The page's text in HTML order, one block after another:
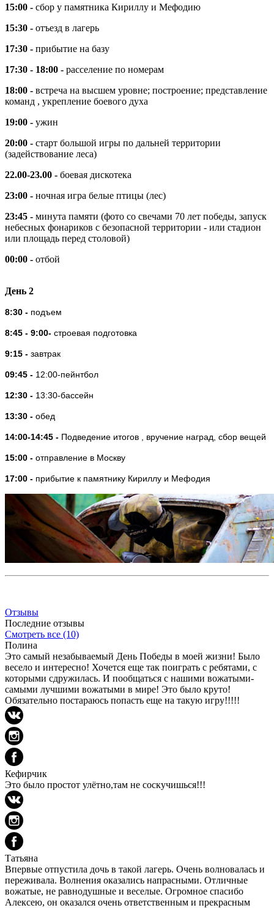
15:00 - сбор у памятника Кириллу и Мефодию
15:30 - отъезд в лагерь
17:30 - прибытие на базу
17:30 - 18:00 - расселение по номерам
18:00 - встреча на высшем уровне; построение; представление
команд , укрепление боевого духа
19:00 - ужин
20:00 - старт большой игры по дальней территории
(задействование леса)
22.00-23.00 - боевая дискотека
23:00 - ночная игра белые птицы (лес)
23:45 - минута памяти (фото со свечами 70 лет победы, запуск
небесных фонариков с безопасной территории - или стадион
или площадь перед столовой)
00:00 - отбой
День 2
8:30 - подъем
8:45 - 9:00- строевая подготовка
9:15 - завтрак
09:45 - 12:00-пейнтбол
12:30 - 13:30-бассейн
13:30 - обед
14:00-14:45 - Подведение итогов , вручение наград, сбор вещей
15:00 - отправление в Москву
17:00 - прибытие к памятнику Кириллу и Мефодия
Отзывы
Последние отзывы
Смотреть все (10)
Полина
Это самый незабываемый День Победы в моей жизни! Было
весело и интересно! Хочется еще так поиграть с ребятами, с
которыми сдружилась. И пообщаться с нашими вожатыми-
самыми лучшими вожатыми в мире! Это было круто!
Обязательно постараюсь попасть еще на такую игру!!!!!
Кефирчик
Это было простот улётно,там не соскучишься!!!
Татьяна
Впервые отпустила дочь в такой лагерь. Очень волновалась и
переживала. Волнения оказались напрасными. Отличные
вожатые, не равнодушные и веселые. Огромное спасибо
Алексею, он оказался очень ответственным и прекрасным